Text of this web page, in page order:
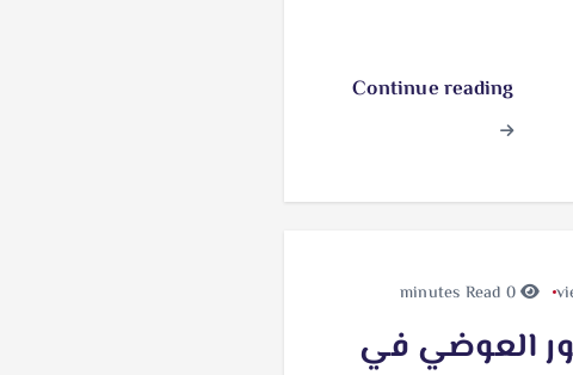
Continue reading
0 minutes Read
العوضي في